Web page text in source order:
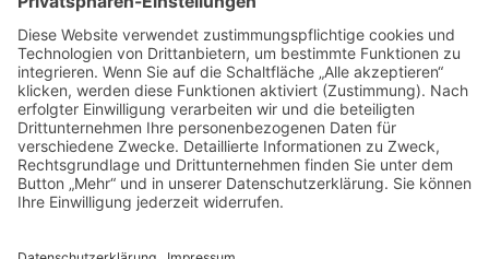
DIE LINKE. Schwalm-Eder
Steingasse 5
34613 Schwalmstadt
Tel.06691 8077899
info@die-linke-schwalm-eder.de
Gesetzliches
Impressum